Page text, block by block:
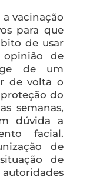
vacinação
para que
de usar
opinião de
de um
de volta o
do
semanas,
dúvida a
facial.
de
de